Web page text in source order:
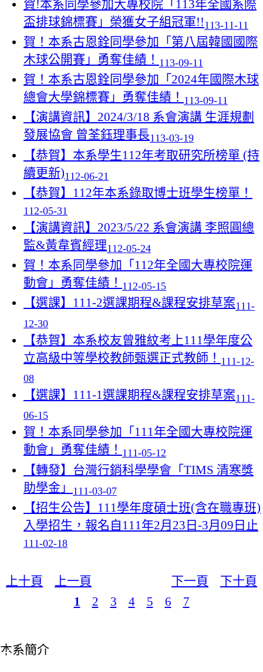
賀!本系同學參加大專校院「113年全國系際
盃排球錦標賽」榮獲女子組冠軍!!113-11-11
​賀！本系古恩銓同學參加「第八屆韓國國際
木球公開賽」勇奪佳績！ 113-09-11
​賀！本系古恩銓同學參加「2024年國際木球
總會大學錦標賽」勇奪佳績！ 113-09-11
【演講資訊】2024/3/18 系會演講 生涯規劃
發展協會 曾荃鈺理事長113-03-19
【恭賀】本系學生112年考取研究所榜單 (持
續更新)112-06-21
【恭賀】112年本系錄取博士班學生榜單！
112-05-31
【演講資訊】2023/5/22 系會演講 李照圓總
監&黃韋賓經理112-05-24
​賀！本系同學參加「112年全國大專校院運
動會」勇奪佳績！ 112-05-15
【選課】111-2選課期程&課程安排草案111-
12-30
【恭賀】本系校友曾雅紋考上111學年度公
立高級中等學校教師甄選正式教師！ 111-12-
08
【選課】111-1選課期程&課程安排草案111-
06-15
​賀！本系同學參加「111年全國大專校院運
動會」勇奪佳績！ 111-05-12
【轉發】台灣行銷科學學會「TIMS 清寒獎
助學金」
111-03-07
【招生公告】111學年度碩士班(含在職專班)
入學招生，報名自111年2月23日-3月09日止
111-02-18
上十頁 上一頁 下一頁
下十頁
1
2 3 4 5 6 7
:::
本系簡介